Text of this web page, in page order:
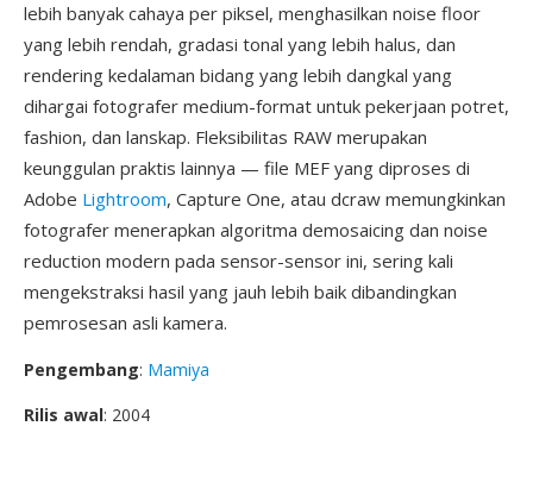
lebih banyak cahaya per piksel, menghasilkan noise floor
yang lebih rendah, gradasi tonal yang lebih halus, dan
rendering kedalaman bidang yang lebih dangkal yang
dihargai fotografer medium-format untuk pekerjaan potret,
fashion, dan lanskap. Fleksibilitas RAW merupakan
keunggulan praktis lainnya — file MEF yang diproses di
Adobe Lightroom, Capture One, atau dcraw memungkinkan
fotografer menerapkan algoritma demosaicing dan noise
reduction modern pada sensor-sensor ini, sering kali
mengekstraksi hasil yang jauh lebih baik dibandingkan
pemrosesan asli kamera.
Pengembang: Mamiya
Rilis awal: 2004